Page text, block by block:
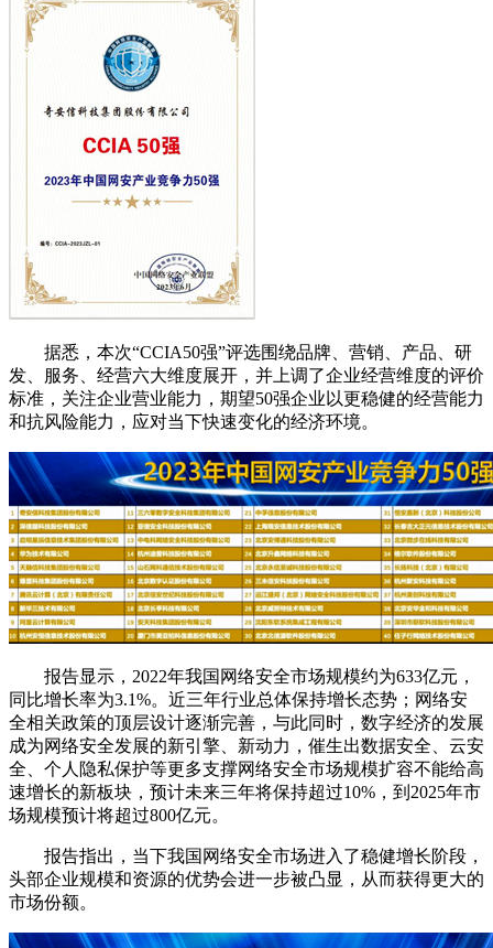
据悉，本次“CCIA50强”评选围绕品牌、营销、产品、研
发、服务、经营六大维度展开，并上调了企业经营维度的评价
标准，关注企业营业能力，期望50强企业以更稳健的经营能力
和抗风险能力，应对当下快速变化的经济环境。
报告显示，2022年我国网络安全市场规模约为633亿元，
同比增长率为3.1%。近三年行业总体保持增长态势；网络安
全相关政策的顶层设计逐渐完善，与此同时，数字经济的发展
成为网络安全发展的新引擎、新动力，催生出数据安全、云安
全、个人隐私保护等更多支撑网络安全市场规模扩容不能给高
速增长的新板块，预计未来三年将保持超过10%，到2025年市
场规模预计将超过800亿元。
报告指出，当下我国网络安全市场进入了稳健增长阶段，
头部企业规模和资源的优势会进一步被凸显，从而获得更大的
市场份额。